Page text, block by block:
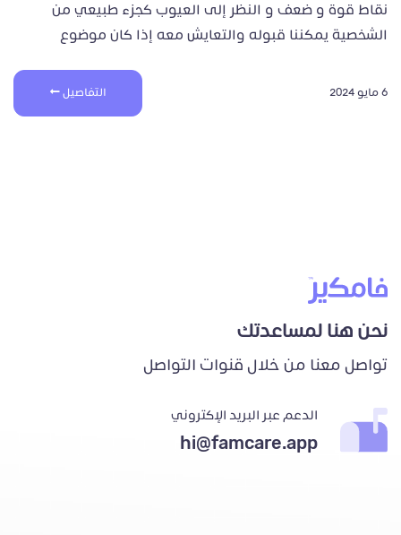
نقاط قوة و ضعف و النظر إلى العيوب كجزء طبيعي من
الشخصية يمكننا قبوله والتعايش معه إذا كان موضوع
6 مايو 2024 التفاصيل
نحن هنا لمساعدتك
تواصل معنا من خلال قنوات التواصل
الدعم عبر البريد الإكتروني
hi@famcare.app